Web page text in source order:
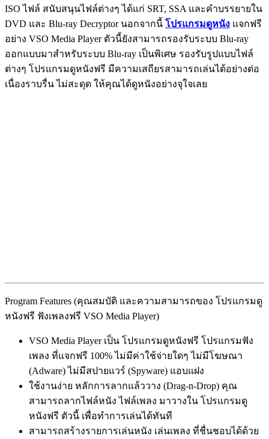
ISO ไฟล์ สนับสนุนไฟล์ต่างๆ ได้แก่ SRT, SSA และคำบรรยายใน
DVD และ Blu-ray Decryptor นอกจากนี้ โปรแกรมดูหนัง แจกฟรี
อย่าง VSO Media Player ตัวนี้ยังสามารถรองรับระบบ Blu-ray
ออกแบบมาสำหรับระบบ Blu-ray เป็นพิเศษ รองรับรูปแบบไฟล์
ต่างๆ โปรแกรมดูหนังฟรี มีความเสถียรสามารถเล่นได้อย่างต่อ
เนื่องราบรื่น ไม่สะดุด ให้คุณได้ดูหนังอย่างจุใจเลย
Program Features (คุณสมบัติ และความสามารถของ โปรแกรมดู
หนังฟรี ฟังเพลงฟรี VSO Media Player)
VSO Media Player เป็น โปรแกรมดูหนังฟรี โปรแกรมฟัง
เพลง ที่แจกฟรี 100% ไม่มีค่าใช้จ่ายใดๆ ไม่มีโฆษณา
(Adware) ไม่มีสปายแวร์ (Spyware) แอบแฝง
ใช้งานง่าย หลักการลากแล้ววาง (Drag-n-Drop) คุณ
สามารถลากไฟล์หนัง ไฟล์เพลง มาวางใน โปรแกรมดู
หนังฟรี ตัวนี้ เพื่อทำการเล่นได้ทันที
สามารถสร้างรายการเล่นหนัง เล่นเพลง ที่ชื่นชอบได้ด้วย